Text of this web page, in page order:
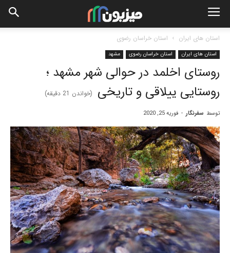
استان های ایران استان خراسان رضوی
استان های ایران استان خراسان رضوی مشهد
روستای اخلمد در حوالی شهر مشهد ؛
روستایی ییلاقی و تاریخی
(خواندن 21 دقیقه)
توسط سفرنگار - فوریه 25, 2020